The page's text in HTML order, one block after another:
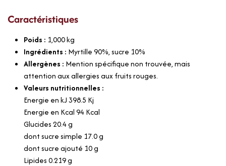
Caractéristiques
Poids : 1,000kg
Ingrédients : Myrtille 90%, sucre 10%
Allergènes : Mention spécifique non trouvée, mais
attention aux allergies aux fruits rouges.
Valeurs nutritionnelles :
Energie en kJ 398.5 Kj
Energie en Kcal 94 Kcal
Glucides 20.4 g
dont sucre simple 17.0 g
dont sucre ajouté 10 g
Lipides 0.219 g